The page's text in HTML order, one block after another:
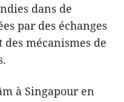
dans de
par des échanges
mécanismes de
à Singapour en